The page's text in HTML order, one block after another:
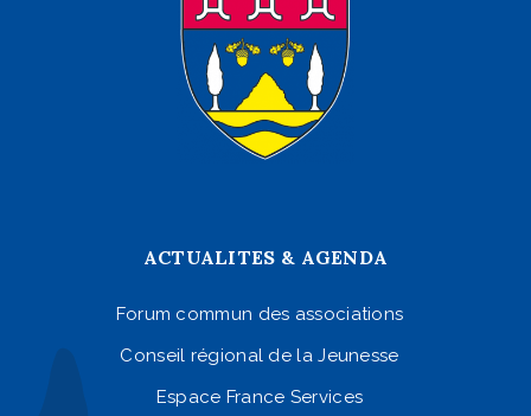
ACTUALITES & AGENDA
Forum commun des associations
Conseil régional de la Jeunesse
Espace France Services